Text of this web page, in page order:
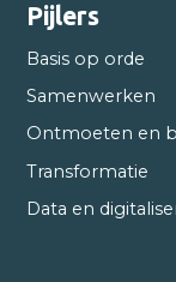
Pijlers
Basis op orde
Samenwerken
Ontmoeten en
Transformatie
Data en